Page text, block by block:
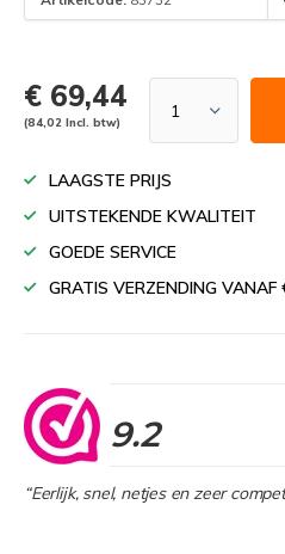
€ 69,44
(84,02 Incl. btw)
LAAGSTE PRIJS
UITSTEKENDE KWALITEIT
GOEDE SERVICE
GRATIS VERZENDING VANAF
9.2
“Eerlijk, snel, netjes en zeer